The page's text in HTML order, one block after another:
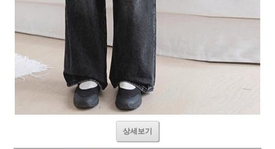
상세보기